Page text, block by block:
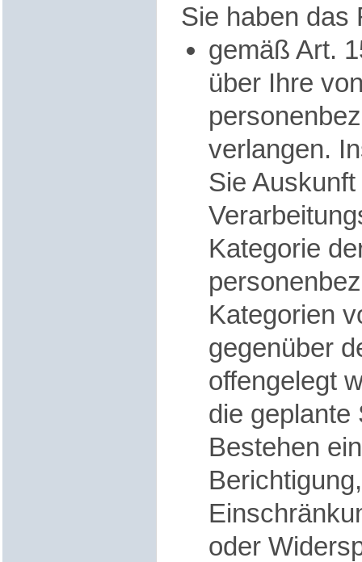
Sie haben das
gemäß Art.
über Ihre
verlangen.
Sie
Kategorie
Kategorien
gegenüber
offengelegt
die geplante
Bestehen
oder